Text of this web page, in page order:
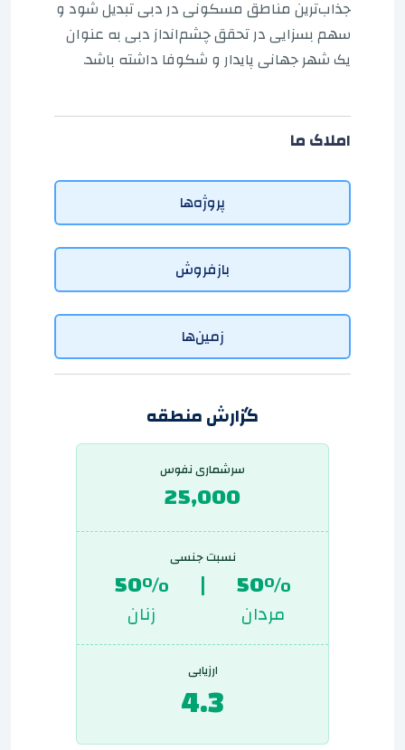
جذاب‌ترین مناطق مسکونی در دبی تبدیل شود و
سهم بسزایی در تحقق چشم‌انداز دبی به عنوان
یک شهر جهانی پایدار و شکوفا داشته باشد.
املاک ما
پروژه‌ها
بازفروش
زمین‌ها
گزارش منطقه
سرشماری نفوس
25,000
نسبت جنسی
50%
مردان
|
50%
زنان
ارزیابی
4.3